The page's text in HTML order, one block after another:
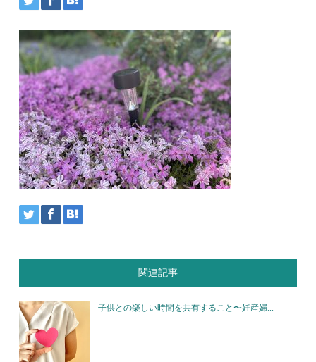
関連記事
子供との楽しい時間を共有すること〜妊産婦...